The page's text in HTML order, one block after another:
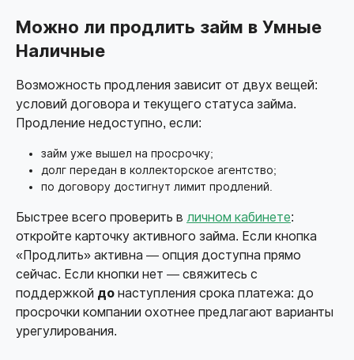
Можно ли продлить займ в Умные
Наличные
Возможность продления зависит от двух вещей:
условий договора и текущего статуса займа.
Продление недоступно, если:
займ уже вышел на просрочку;
долг передан в коллекторское агентство;
по договору достигнут лимит продлений.
Быстрее всего проверить в личном кабинете:
откройте карточку активного займа. Если кнопка
«Продлить» активна — опция доступна прямо
сейчас. Если кнопки нет — свяжитесь с
поддержкой до наступления срока платежа: до
просрочки компании охотнее предлагают варианты
урегулирования.